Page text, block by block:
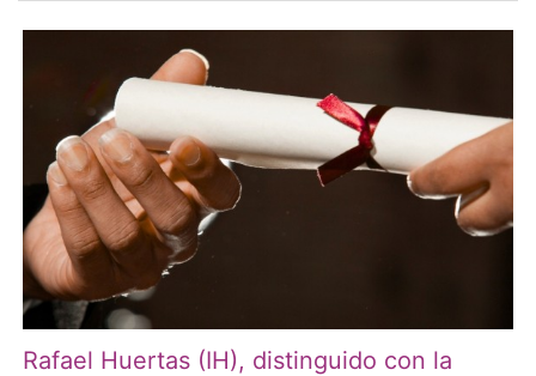
Rafael Huertas (IH), distinguido con la